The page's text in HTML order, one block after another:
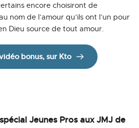
encore choisiront de
nom de l’amour qu’ils ont l’un pour
Dieu source de tout amour.
bonus, sur Kto
Jeunes Pros aux JMJ de